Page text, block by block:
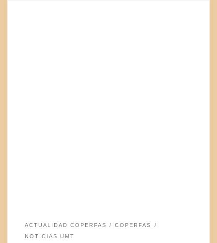
ACTUALIDAD COPERFAS
COPERFAS
NOTICIAS UMT